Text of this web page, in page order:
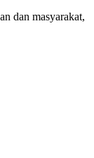
dan masyarakat,